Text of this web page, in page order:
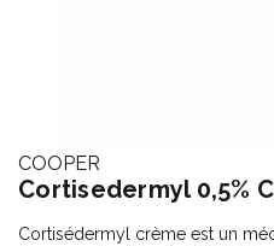
COOPER
Cortisedermyl 0,5%
Cortisédermyl crème est un